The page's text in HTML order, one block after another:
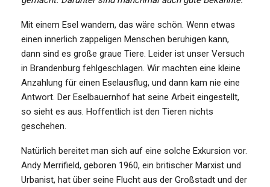
Mit einem Esel wandern, das wäre schön. Wenn etwas
einen innerlich zappeligen Menschen beruhigen kann,
dann sind es große graue Tiere. Leider ist unser Versuch
in Brandenburg fehlgeschlagen. Wir machten eine kleine
Anzahlung für einen Eselausflug, und dann kam nie eine
Antwort. Der Eselbauernhof hat seine Arbeit eingestellt,
so sieht es aus. Hoffentlich ist den Tieren nichts
geschehen.
Natürlich bereitet man sich auf eine solche Exkursion vor.
Andy Merrifield, geboren 1960, ein britischer Marxist und
Urbanist, hat über seine Flucht aus der Großstadt und der